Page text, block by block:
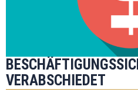
VERABSCHIEDET